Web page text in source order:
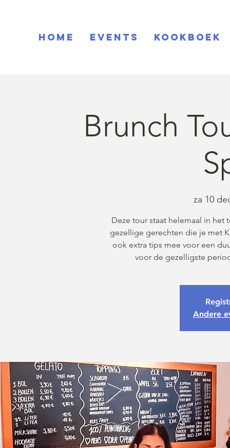
Home EVENTS KOOKBOEK
Brunch
za 10
Deze tour staat helemaal in het
gezellige gerechten die je met
ook extra tips mee voor een
voor de gezelligste
Andere